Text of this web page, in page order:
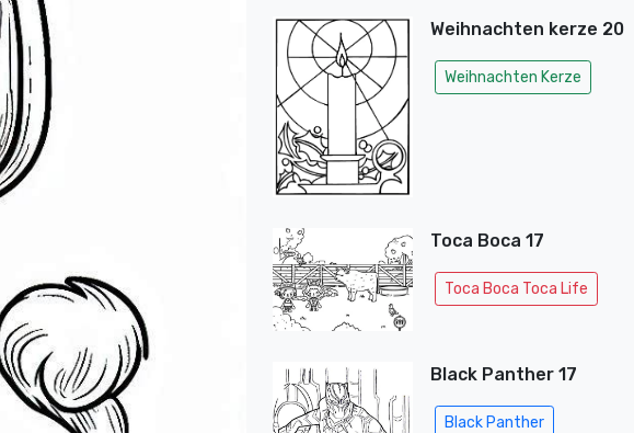
Weihnachten kerze 20
Weihnachten Kerze
Toca Boca 17
Toca Boca Toca Life
Black Panther 17
Black Panther